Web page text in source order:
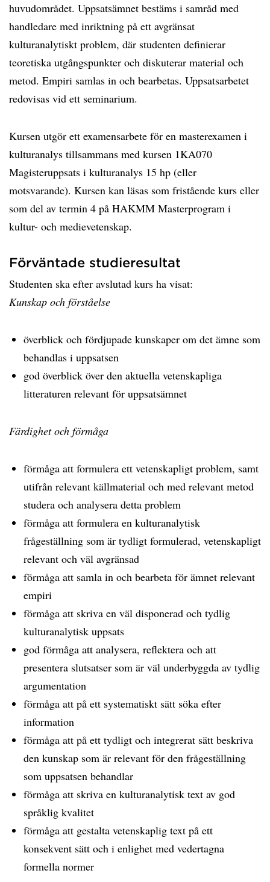
huvudområdet. Uppsatsämnet bestäms i samråd med
handledare med inriktning på ett avgränsat
kulturanalytiskt problem, där studenten definierar
teoretiska utgångspunkter och diskuterar material och
metod. Empiri samlas in och bearbetas. Uppsatsarbetet
redovisas vid ett seminarium.
Kursen utgör ett examensarbete för en masterexamen i
kulturanalys tillsammans med kursen 1KA070
Magisteruppsats i kulturanalys 15 hp (eller
motsvarande). Kursen kan läsas som fristående kurs eller
som del av termin 4 på HAKMM Masterprogram i
kultur- och medievetenskap.
Förväntade studieresultat
Studenten ska efter avslutad kurs ha visat:
Kunskap och förståelse
överblick och fördjupade kunskaper om det ämne som
behandlas i uppsatsen
god överblick över den aktuella vetenskapliga
litteraturen relevant för uppsatsämnet
Färdighet och förmåga
förmåga att formulera ett vetenskapligt problem, samt
utifrån relevant källmaterial och med relevant metod
studera och analysera detta problem
förmåga att formulera en kulturanalytisk
frågeställning som är tydligt formulerad, vetenskapligt
relevant och väl avgränsad
förmåga att samla in och bearbeta för ämnet relevant
empiri
förmåga att skriva en väl disponerad och tydlig
kulturanalytisk uppsats
god förmåga att analysera, reflektera och att
presentera slutsatser som är väl underbyggda av tydlig
argumentation
förmåga att på ett systematiskt sätt söka efter
information
förmåga att på ett tydligt och integrerat sätt beskriva
den kunskap som är relevant för den frågeställning
som uppsatsen behandlar
förmåga att skriva en kulturanalytisk text av god
språklig kvalitet
förmåga att gestalta vetenskaplig text på ett
konsekvent sätt och i enlighet med vedertagna
formella normer